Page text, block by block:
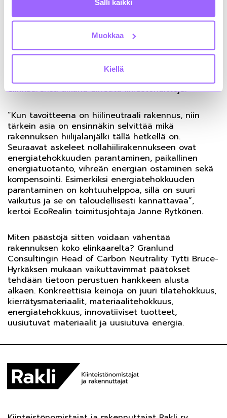
Salli kaikki
Muokkaa
Kiellä
yliopistokiinteistöjen Head of Business Development
Mitä sitten hiilineutraali rakennus käytännössä
tarkoittaa? Hiilineutraalissa kiinteistössä koko
elinkaarensa aikana aiheuta ilmastohaittoja.
”Kun tavoitteena on hiilineutraali rakennus, niin
tärkein asia on ensinnäkin selvittää mikä
rakennuksen hiilijalanjälki tällä hetkellä on.
Seuraavat askeleet nollahiilirakennukseen ovat
energiatehokkuuden parantaminen, paikallinen
energiatuotanto, vihreän energian ostaminen sekä
kompensointi. Esimerkiksi energiatehokkuuden
parantaminen on kohtuuhelppoa, sillä on suuri
vaikutus ja se on taloudellisesti kannattavaa”,
kertoi EcoRealin toimitusjohtaja Janne Rytkönen.
Miten päästöjä sitten voidaan vähentää
rakennuksen koko elinkaarelta? Granlund
Consultingin Head of Carbon Neutrality Tytti Bruce-
Hyrkäksen mukaan vaikuttavimmat päätökset
tehdään tietoon perustuen hankkeen alusta
alkaen. Konkreettisia keinoja on juuri tilatehokkuus,
kierrätysmateriaalit, materiaalitehokkuus,
energiatehokkuus, innovatiiviset tuotteet,
uusiutuvat materiaalit ja uusiutuva energia.